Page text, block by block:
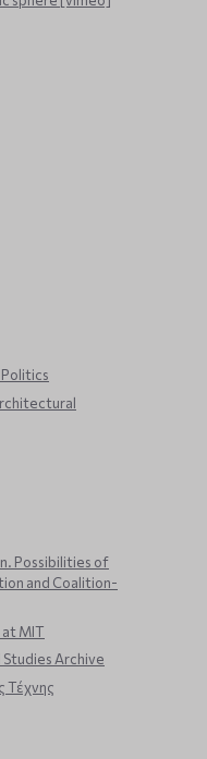
Possibilities of
and Coalition-
MIT
Archive
Τέχνης